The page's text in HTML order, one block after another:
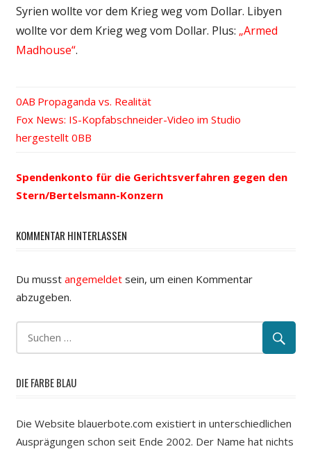
Syrien wollte vor dem Krieg weg vom Dollar. Libyen
wollte vor dem Krieg weg vom Dollar. Plus: „Armed
Madhouse“.
Beitrags-
Navigation
Vorheriger
Beitrag:
Propaganda vs. Realität
Nächster
Beitrag:
Fox News: IS-Kopfabschneider-Video im Studio
hergestellt
Spendenkonto für die Gerichtsverfahren gegen den
Stern/Bertelsmann-Konzern
KOMMENTAR HINTERLASSEN
Du musst angemeldetsein, um einen Kommentar
abzugeben.
DIE FARBE BLAU
Die Website blauerbote.com existiert in unterschiedlichen
Ausprägungen schon seit Ende 2002. Der Name hat nichts